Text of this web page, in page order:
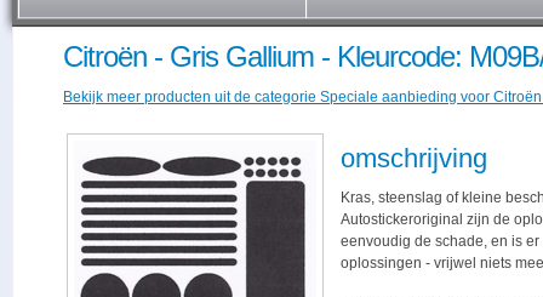
Citroën - Gris Gallium - Kleurcode:
Bekijk meer producten uit de categorie Speciale aanbieding voor
omschrijving
Kras, steenslag of kleine
Autostickeroriginal zijn de
eenvoudig de schade, en is
oplossingen - vrijwel niets